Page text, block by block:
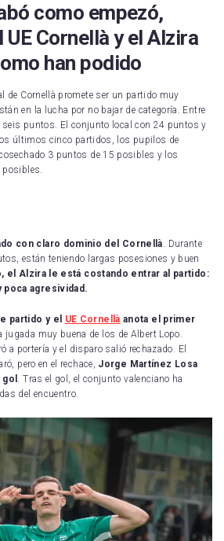
como empezó,
Cornellà y el Alzira
han podido
de Cornellà promete ser un partido muy
en la lucha por no bajar de categoría. Entre
seis puntos. El conjunto local con 24 puntos y
últimos cinco partidos, los pupilos de
3 puntos de 15 posibles y los
posibles.
con claro dominio del Cornellà. Durante
están teniendo largas posesiones y buen
el Alzira le está costando entrar al partido:
agresividad.
partido y el UE Cornellà anota el primer
jugada muy buena de los de Albert Lopo.
a portería y el disparo salió rechazado. El
pero en el rechace, Jorge Martínez Losa
. Tras el gol, el conjunto valenciano ha
del encuentro.